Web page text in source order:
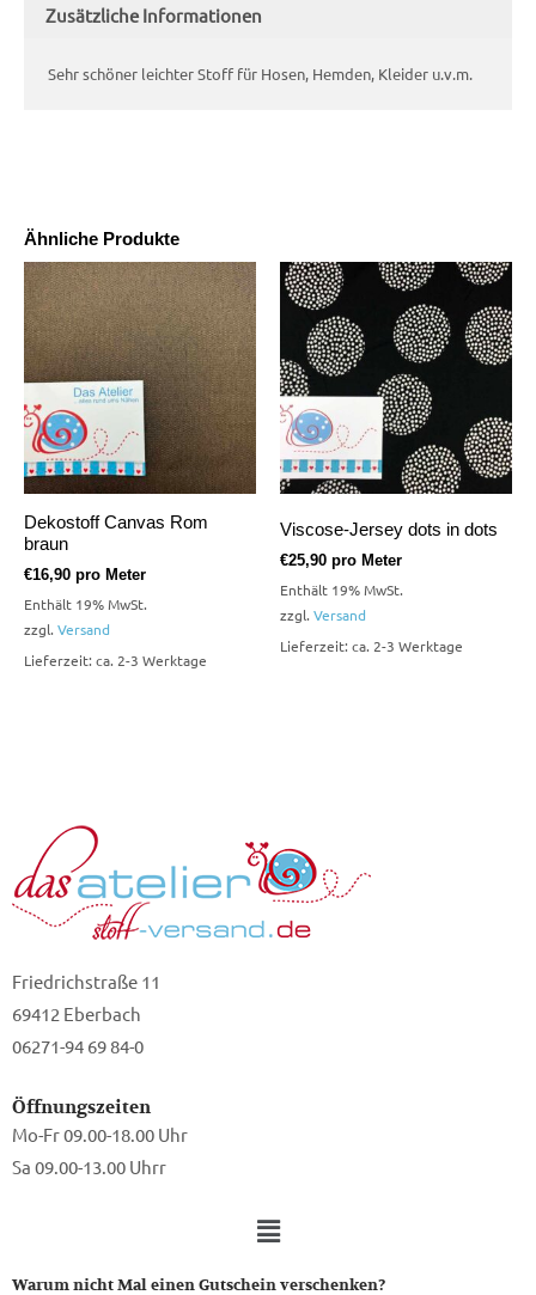
Ähnliche Produkte
Dekostoff Canvas Rom
braun
€16,90 pro Meter
Enthält 19% MwSt.
zzgl. Versand
Lieferzeit: ca. 2-3 Werktage
Viscose-Jersey dots in dots
€25,90 pro Meter
Enthält 19% MwSt.
zzgl. Versand
Lieferzeit: ca. 2-3 Werktage
Zusätzliche Informationen
Sehr schöner leichter Stoff für Hosen, Hemden, Kleider u.v.m.
Friedrichstraße 11
69412 Eberbach
06271-94 69 84-0
Öffnungszeiten
Mo-Fr 09.00-18.00 Uhr
Sa 09.00-13.00 Uhrr
Warum nicht Mal einen Gutschein verschenken?